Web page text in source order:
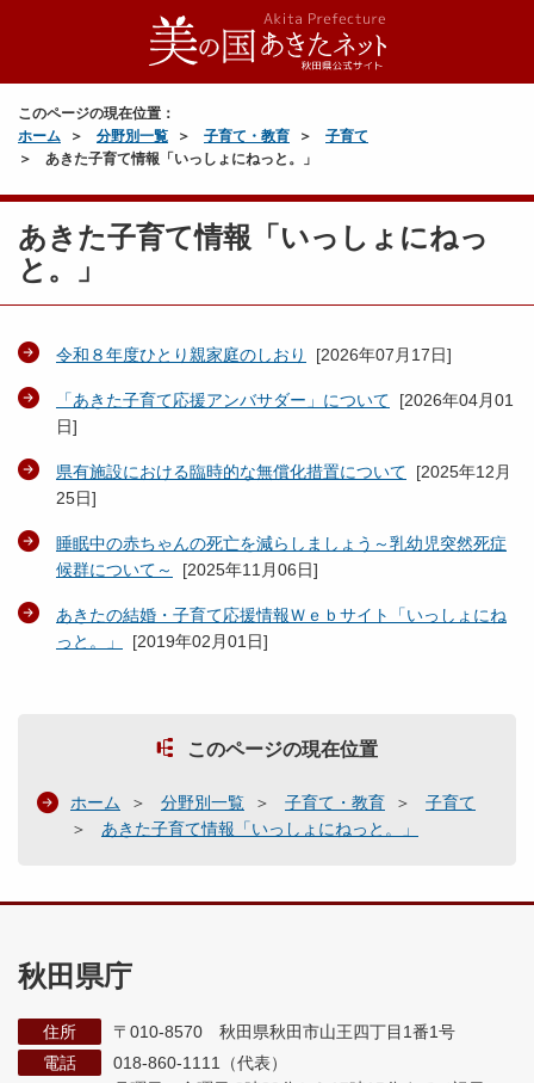
このページの現在位置：
ホーム
分野別一覧 子育て・教育
子育て
あきた子育て情報「いっしょにねっと。」
あきた子育て情報「いっしょにねっ
と。」
令和８年度ひとり親家庭のしおり [2026年07月17日]
「あきた子育て応援アンバサダー」について [2026年04月01
日]
県有施設における臨時的な無償化措置について [2025年12月
25日]
睡眠中の赤ちゃんの死亡を減らしましょう～乳幼児突然死症
候群について～
[2025年11月06日]
あきたの結婚・子育て応援情報Ｗｅｂサイト「いっしょにね
っと。」
[2019年02月01日]
このページの現在位置
ホーム 分野別一覧 子育て・教育
子育て
あきた子育て情報「いっしょにねっと。」
秋田県庁
住所
〒010-8570 秋田県秋田市山王四丁目1番1号
電話
018-860-1111（代表）